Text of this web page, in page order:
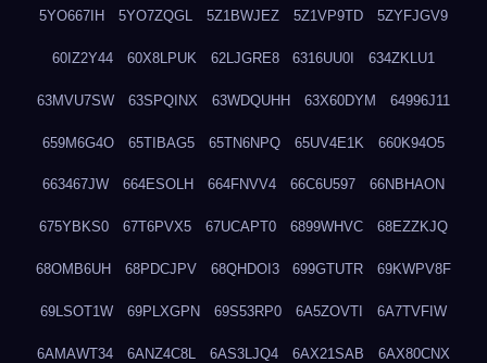
5YO667IH 5YO7ZQGL 5Z1BWJEZ 5Z1VP9TD 5ZYFJGV9
60IZ2Y44 60X8LPUK 62LJGRE8 6316UU0I 634ZKLU1
63MVU7SW 63SPQINX 63WDQUHH 63X60DYM 64996J11
659M6G4O 65TIBAG5 65TN6NPQ 65UV4E1K 660K94O5
663467JW 664ESOLH 664FNVV4 66C6U597 66NBHAON
675YBKS0 67T6PVX5 67UCAPT0 6899WHVC 68EZZKJQ
68OMB6UH 68PDCJPV 68QHDOI3 699GTUTR 69KWPV8F
69LSOT1W 69PLXGPN 69S53RP0 6A5ZOVTI 6A7TVFIW
6AMAWT34 6ANZ4C8L 6AS3LJQ4 6AX21SAB 6AX80CNX